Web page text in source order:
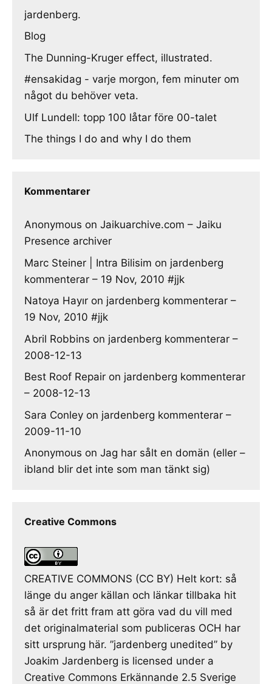
jardenberg.
Blog
The Dunning-Kruger effect, illustrated.
#ensakidag - varje morgon, fem minuter om
något du behöver veta.
Ulf Lundell: topp 100 låtar före 00-talet
The things I do and why I do them
Kommentarer
Anonymous on Jaikuarchive.com – Jaiku
Presence archiver
Marc Steiner | Intra Bilisim on jardenberg
kommenterar – 19 Nov, 2010 #jjk
Natoya Hayır on jardenberg kommenterar –
19 Nov, 2010 #jjk
Abril Robbins on jardenberg kommenterar –
2008-12-13
Best Roof Repair on jardenberg kommenterar
– 2008-12-13
Sara Conley on jardenberg kommenterar –
2009-11-10
Anonymous on Jag har sålt en domän (eller –
ibland blir det inte som man tänkt sig)
Creative Commons
CREATIVE COMMONS (CC BY) Helt kort: så
länge du anger källan och länkar tillbaka hit
så är det fritt fram att göra vad du vill med
det originalmaterial som publiceras OCH har
sitt ursprung här. ”jardenberg unedited” by
Joakim Jardenberg is licensed under a
Creative Commons Erkännande 2.5 Sverige